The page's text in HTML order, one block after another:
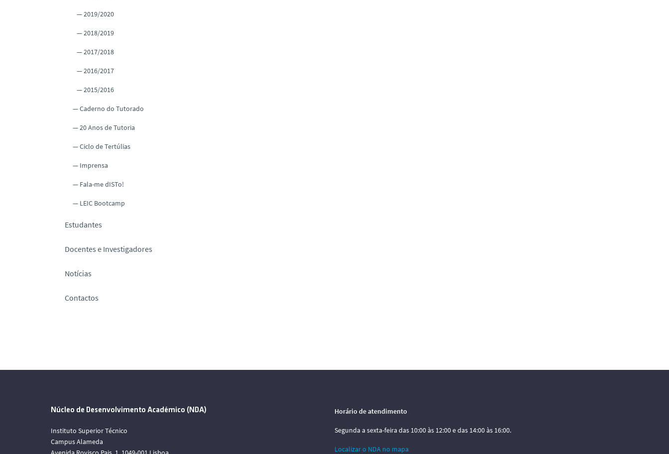
2019/2020
2018/2019
2017/2018
2016/2017
2015/2016
Caderno do Tutorado
20 Anos de Tutoria
Ciclo de Tertúlias
Imprensa
Fala-me dISTo!
LEIC Bootcamp
Estudantes
Docentes e Investigadores
Notícias
Contactos
Núcleo de Desenvolvimento Académico (NDA)
Instituto Superior Técnico
Campus Alameda
Horário de atendimento
Segunda a sexta-feira das 10:00 às 12:00 e das 14:00 às 16:00.
Localizar o NDA no mapa